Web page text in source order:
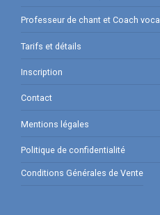
Professeur de chant et Coach vocal
Tarifs et détails
Inscription
Contact
Mentions légales
Politique de confidentialité
Conditions Générales de Vente